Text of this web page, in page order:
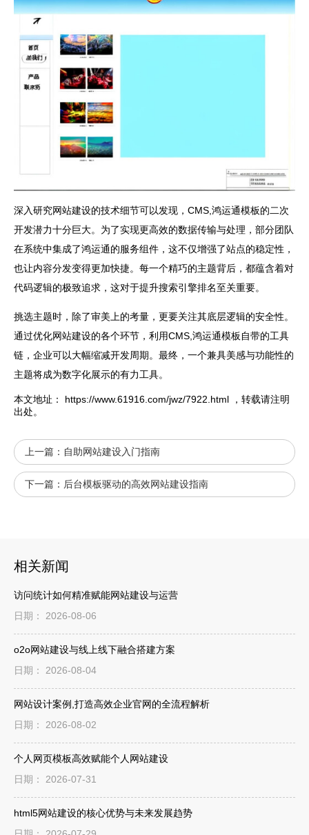
深入研究网站建设的技术细节可以发现，CMS,鸿运通模板的二次
开发潜力十分巨大。为了实现更高效的数据传输与处理，部分团队
在系统中集成了鸿运通的服务组件，这不仅增强了站点的稳定性，
也让内容分发变得更加快捷。每一个精巧的主题背后，都蕴含着对
代码逻辑的极致追求，这对于提升搜索引擎排名至关重要。
挑选主题时，除了审美上的考量，更要关注其底层逻辑的安全性。
通过优化网站建设的各个环节，利用CMS,鸿运通模板自带的工具
链，企业可以大幅缩减开发周期。最终，一个兼具美感与功能性的
主题将成为数字化展示的有力工具。
本文地址： https://www.61916.com/jwz/7922.html
，转载请注明
出处。
上一篇： 自助网站建设入门指南
下一篇： 后台模板驱动的高效网站建设指南
相关新闻
访问统计如何精准赋能网站建设与运营
日期： 2026-08-06
o2o网站建设与线上线下融合搭建方案
日期： 2026-08-04
网站设计案例,打造高效企业官网的全流程解析
日期： 2026-08-02
个人网页模板高效赋能个人网站建设
日期： 2026-07-31
html5网站建设的核心优势与未来发展趋势